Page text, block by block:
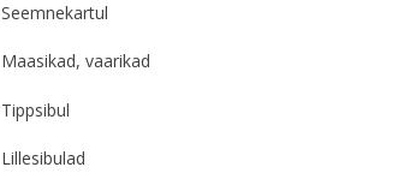
Seemnekartul
Maasikad, vaarikad
Tippsibul
Lillesibulad